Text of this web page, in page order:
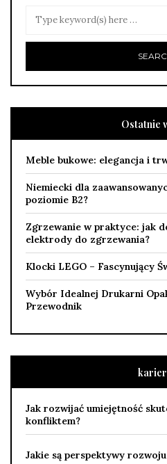
Ostatnie
Meble bukowe: elegancja i
Niemiecki dla
poziomie B2?
Zgrzewanie w praktyce: jak
elektrody do zgrzewania?
Klocki LEGO – Fascynujący
Wybór Idealnej Drukarni
Przewodnik
Jak rozwijać umiejętność
konfliktem?
Jakie są perspektywy